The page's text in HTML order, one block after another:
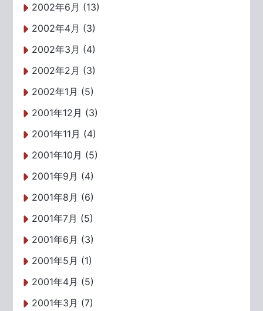
2002年6月 (13)
2002年4月 (3)
2002年3月 (4)
2002年2月 (3)
2002年1月 (5)
2001年12月 (3)
2001年11月 (4)
2001年10月 (5)
2001年9月 (4)
2001年8月 (6)
2001年7月 (5)
2001年6月 (3)
2001年5月 (1)
2001年4月 (5)
2001年3月 (7)